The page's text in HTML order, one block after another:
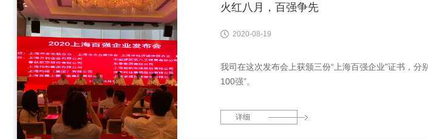
火红八月，百强争先
2020-08-19
我司在这次发布会上获颁三份“上海百强企业”证书，
100强”。
详细